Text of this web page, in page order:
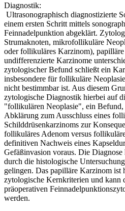
Diagnostik:
Ultrasonographisch diagnostizierte
einem ersten Schritt mittels
Feinnadelpunktion abgeklärt.
Strumaknoten, mikrofollikuläre
oder follikuläres Karzinom),
undifferenzierte Karzinome
zytologischer Befund schließt ein
insbesondere für follikuläre
nicht bestimmbar ist. Aus diesem
zytologische Diagnostik hierbei auf
"follikulären Neoplasie", ein
Abklärung zum Ausschluss eines
Schilddrüsenkarzinoms zur
follikuläres Adenom versus
definitiven Nachweis eines
Gefäßinvasion voraus. Die Diagnose
durch die histologische
gelingen. Das papilläre Karzinom ist
zytologische Kernkriterien und kann
präoperativen
werden.